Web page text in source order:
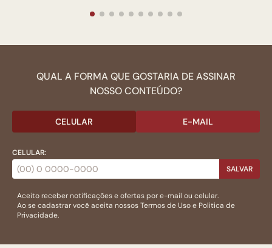
QUAL A FORMA QUE GOSTARIA DE ASSINAR
NOSSO CONTEÚDO?
CELULAR E-MAIL
CELULAR:
SALVAR
Aceito receber notificações e ofertas por e-mail ou celular.
Ao se cadastrar você aceita nossosTermos de Usoe Politica de
Privacidade.